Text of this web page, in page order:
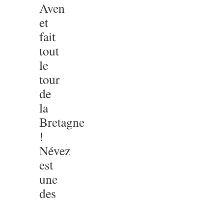
Aven
et
fait
tout
le
tour
de
la
Bretagne
!
Névez
est
une
des